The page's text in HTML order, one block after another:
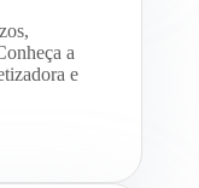
a
e